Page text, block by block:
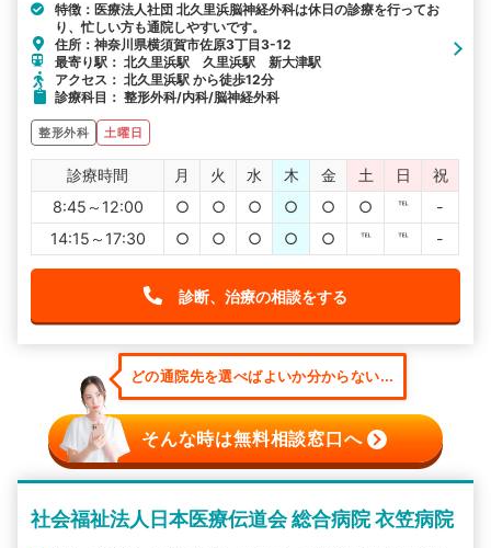
特徴：医療法人社団 北久里浜脳神経外科は休日の診療を行ってお
り、忙しい方も通院しやすいです。
住所：神奈川県横須賀市佐原3丁目3-12
最寄り駅： 北久里浜駅 久里浜駅 新大津駅
アクセス： 北久里浜駅 から徒歩12分
診療科目： 整形外科/内科/脳神経外科
整形外科 土曜日
診療時間 月 火 水 木 金 土 日
祝
8:45～12:00
○ ○ ○ ○ ○ ○ ℡
-
14:15～17:30
○ ○ ○ ○ ○ ℡ ℡ -
診断、治療の相談をする
どの通院先を選べばよいか分からない...
そんな時は無料相談窓口へ
社会福祉法人日本医療伝道会 総合病院 衣笠病院